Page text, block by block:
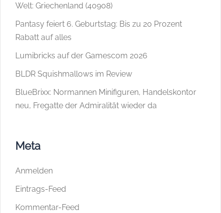
Welt: Griechenland (40908)
Pantasy feiert 6. Geburtstag: Bis zu 20 Prozent
Rabatt auf alles
Lumibricks auf der Gamescom 2026
BLDR Squishmallows im Review
BlueBrixx: Normannen Minifiguren, Handelskontor
neu, Fregatte der Admiralität wieder da
Meta
Anmelden
Eintrags-Feed
Kommentar-Feed